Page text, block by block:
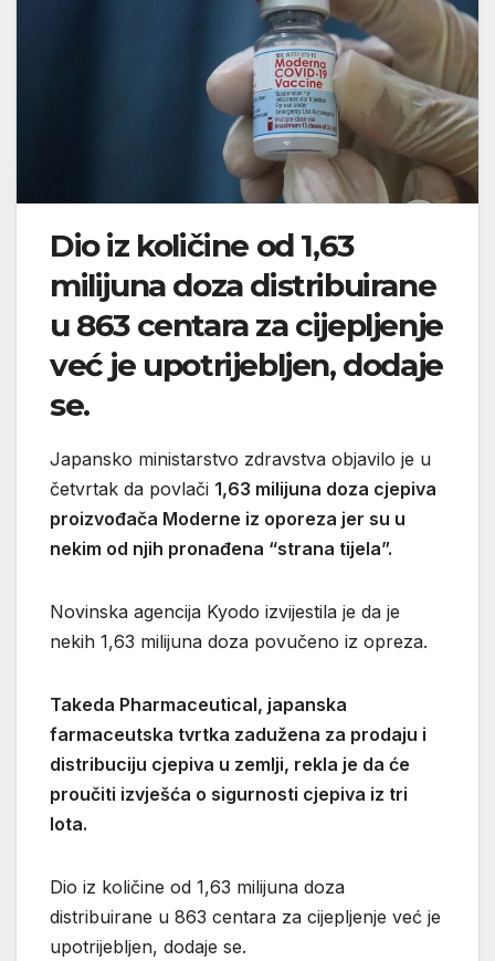
Dio iz količine od 1,63
milijuna doza distribuirane
u 863 centara za cijepljenje
već je upotrijebljen, dodaje
se.
Japansko ministarstvo zdravstva objavilo je u
četvrtak da povlači 1,63 milijuna doza cjepiva
proizvođača Moderne iz oporeza jer su u
nekim od njih pronađena “strana tijela”.
Novinska agencija Kyodo izvijestila je da je
nekih 1,63 milijuna doza povučeno iz opreza.
Takeda Pharmaceutical, japanska
farmaceutska tvrtka zadužena za prodaju i
distribuciju cjepiva u zemlji, rekla je da će
proučiti izvješća o sigurnosti cjepiva iz tri
lota.
Dio iz količine od 1,63 milijuna doza
distribuirane u 863 centara za cijepljenje već je
upotrijebljen, dodaje se.